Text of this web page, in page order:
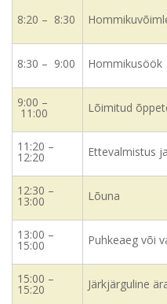
8:20 – 8:30
8:30 – 9:00 Hommikusöök
9:00 –
11:00 Lõimitud
11:20 –
12:20 Ettevalmistus
12:30 –
13:00 Lõuna
13:00 –
15:00 Puhkeaeg või
15:00 –
15:20 Järkjärguline